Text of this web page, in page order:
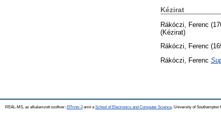
Kézirat
Rákóczi, Ferenc
(Kézirat)
Rákóczi, Ferenc
Rákóczi, Ferenc
REAL-MS, az alkalamzott szoftver: EPrints 3amit a School of Electronics and Computer Science , University of Southampton